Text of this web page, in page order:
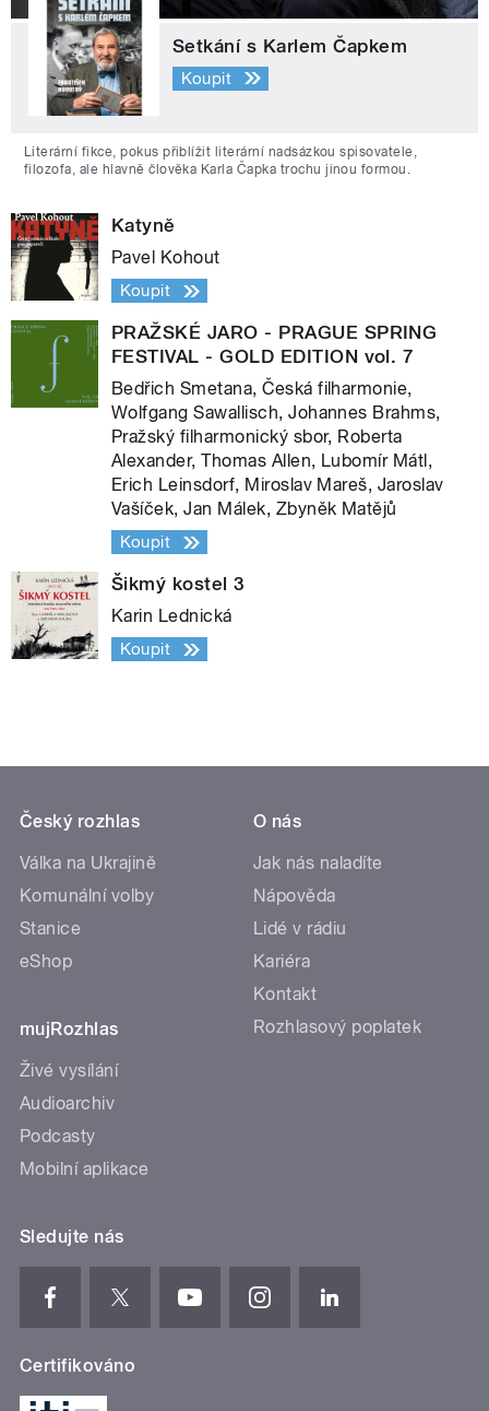
Setkání s Karlem Čapkem
Koupit
Literární fikce, pokus přiblížit literární nadsázkou spisovatele,
filozofa, ale hlavně člověka Karla Čapka trochu jinou formou.
Katyně
Pavel Kohout
Koupit
PRAŽSKÉ JARO - PRAGUE SPRING
FESTIVAL - GOLD EDITION vol. 7
Bedřich Smetana, Česká filharmonie,
Wolfgang Sawallisch, Johannes Brahms,
Pražský filharmonický sbor, Roberta
Alexander, Thomas Allen, Lubomír Mátl,
Erich Leinsdorf, Miroslav Mareš, Jaroslav
Vašíček, Jan Málek, Zbyněk Matějů
Koupit
Šikmý kostel 3
Karin Lednická
Koupit
Český rozhlas
Válka na Ukrajině
Komunální volby
Stanice
eShop
mujRozhlas
Živé vysílání
Audioarchiv
Podcasty
Mobilní aplikace
O nás
Jak nás naladíte
Nápověda
Lidé v rádiu
Kariéra
Kontakt
Rozhlasový poplatek
Sledujte nás
Certifikováno